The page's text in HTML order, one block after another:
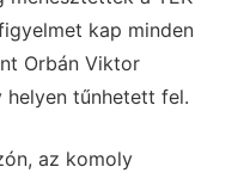
kap minden
Orbán Viktor
tűnhetett fel.
az komoly